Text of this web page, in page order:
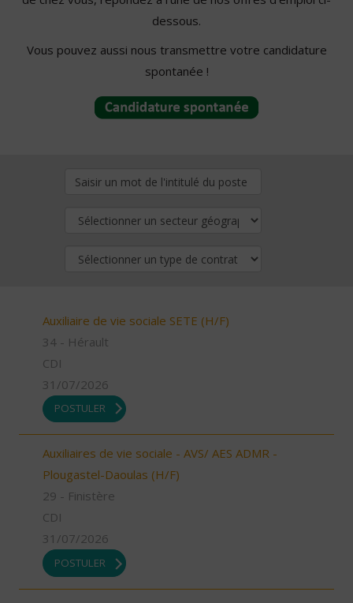
dessous.
Vous pouvez aussi nous transmettre votre candidature
spontanée !
Auxiliaire de vie sociale SETE (H/F)
34 - Hérault
CDI
31/07/2026
POSTULER
Auxiliaires de vie sociale - AVS/ AES ADMR -
Plougastel-Daoulas (H/F)
29 - Finistère
CDI
31/07/2026
POSTULER